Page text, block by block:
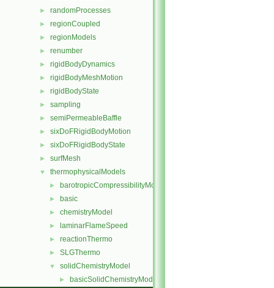
► randomProcesses
► regionCoupled
► regionModels
► renumber
► rigidBodyDynamics
► rigidBodyMeshMotion
► rigidBodyState
► sampling
► semiPermeableBaffle
► sixDoFRigidBodyMotion
► sixDoFRigidBodyState
► surfMesh
▼ thermophysicalModels
► barotropicCompressibilityModel
► basic
► chemistryModel
► laminarFlameSpeed
► reactionThermo
► SLGThermo
▼ solidChemistryModel
► basicSolidChemistryModel